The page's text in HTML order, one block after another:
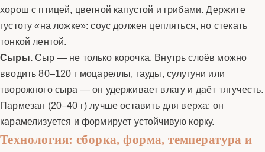
хорош с птицей, цветной капустой и грибами. Держите
густоту «на ложке»: соус должен цепляться, но стекать
тонкой лентой.
Сыры.Сыр — не только корочка. Внутрь слоёв можно
вводить 80–120 г моцареллы, гауды, сулугуни или
творожного сыра — он удерживает влагу и даёт тягучесть.
Пармезан (20–40 г) лучше оставить для верха: он
карамелизуется и формирует устойчивую корку.
Технология: сборка, форма, температура и